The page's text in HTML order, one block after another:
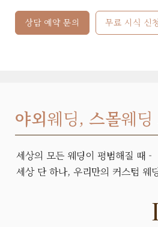
상담 예약 문의 무료 시식 신청
야외웨딩, 스몰웨딩
세상의 모든 웨딩이 평범해질 때 -
세상 단 하나, 우리만의 커스텀 웨